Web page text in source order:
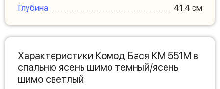
Глубина
41.4 см
Характеристики Комод Бася КМ 551М в
спальню ясень шимо темный/ясень
шимо светлый